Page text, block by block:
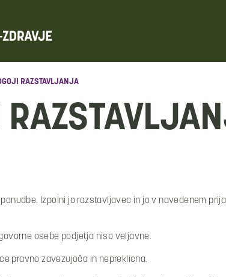
RAZSTAVLJANJA
Izpolni jo razstavljavec in jo v navedenem
osebe podjetja niso veljavne.
pravno zavezujoča in nepreklicna.